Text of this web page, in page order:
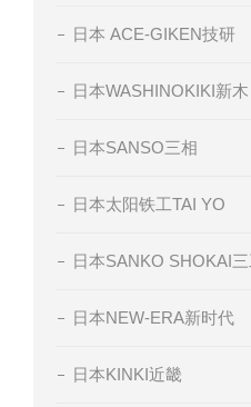
日本 ACE-GIKEN技研
日本WASHINOKIKI新木
日本SANSO三相
日本太阳铁工TAI YO
日本SANKO SHOKAI
日本NEW-ERA新时代
日本KINKI近畿